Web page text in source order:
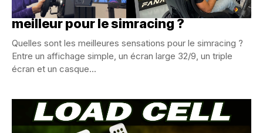
Simple, triple écran ou VR ? Quel est le
meilleur pour le simracing ?
Quelles sont les meilleures sensations pour le simracing ?
Entre un affichage simple, un écran large 32/9, un triple
écran et un casque...